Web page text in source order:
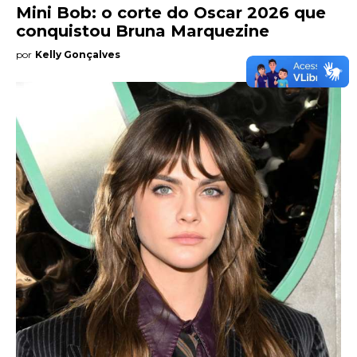
Mini Bob: o corte do Oscar 2026 que
conquistou Bruna Marquezine
por Kelly Gonçalves